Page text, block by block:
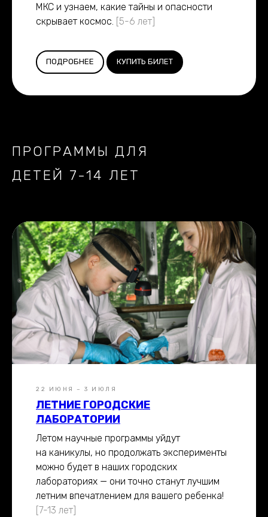
МКС и узнаем, какие тайны и опасности
скрывает космос. [5-6 лет]
ПОДРОБНЕЕ КУПИТЬ БИЛЕТ
ПРОГРАММЫ ДЛЯ
ДЕТЕЙ 7-14 ЛЕТ
22 ИЮНЯ – 3 ИЮЛЯ
ЛЕТНИЕ ГОРОДСКИЕ
ЛАБОРАТОРИИ
Летом научные программы уйдут
на каникулы, но продолжать эксперименты
можно будет в наших городских
лабораториях — они точно станут лучшим
летним впечатлением для вашего ребенка!
[7-13 лет]